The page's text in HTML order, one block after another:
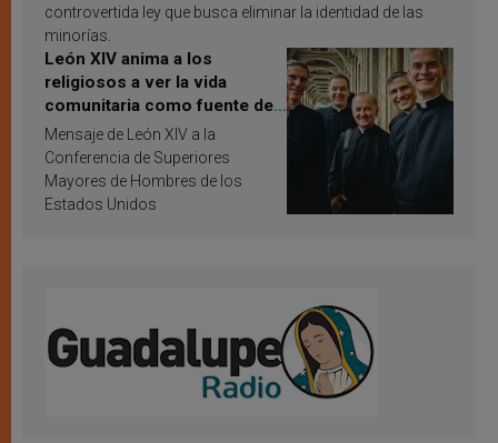
controvertida ley que busca eliminar la identidad de las
minorías.
León XIV anima a los
religiosos a ver la vida
comunitaria como fuente de
inspiración y santificación
Mensaje de León XIV a la
Conferencia de Superiores
Mayores de Hombres de los
Estados Unidos